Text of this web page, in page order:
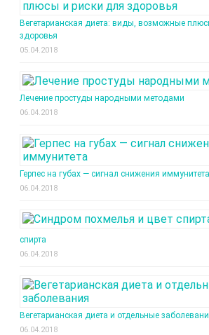
Вегетарианская диета: виды, возможные
здоровья
05.04.2018
Лечение простуды народными методами
06.04.2018
Герпес на губах — сигнал снижения иммунитета
06.04.2018
спирта
06.04.2018
Вегетарианская диета и отдельные
06.04.2018